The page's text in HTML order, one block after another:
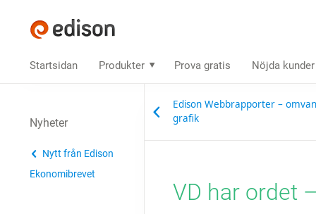
Startsidan Produkter Prova gratis Nöjda kunder
Edison Webbrapporter –
grafik
VD har ordet
Nyheter
Nytt från Edison
Ekonomibrevet